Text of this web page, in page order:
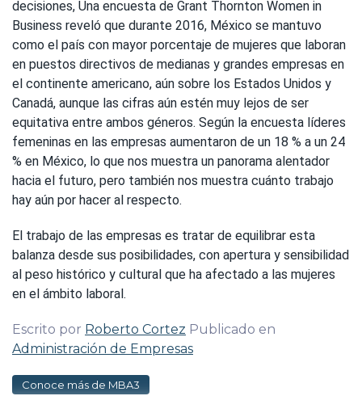
decisiones, Una encuesta de Grant Thornton Women in
Business reveló que durante 2016, México se mantuvo
como el país con mayor porcentaje de mujeres que laboran
en puestos directivos de medianas y grandes empresas en
el continente americano, aún sobre los Estados Unidos y
Canadá, aunque las cifras aún estén muy lejos de ser
equitativa entre ambos géneros. Según la encuesta líderes
femeninas en las empresas aumentaron de un 18 % a un 24
% en México, lo que nos muestra un panorama alentador
hacia el futuro, pero también nos muestra cuánto trabajo
hay aún por hacer al respecto.
El trabajo de las empresas es tratar de equilibrar esta
balanza desde sus posibilidades, con apertura y sensibilidad
al peso histórico y cultural que ha afectado a las mujeres
en el ámbito laboral.
Escrito por Roberto Cortez Publicado en
Administración de Empresas
Conoce más de MBA3